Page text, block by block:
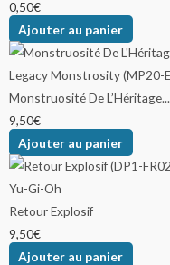
0,50€
Ajouter au panier
Monstruosité De L’Héritage...
9,50€
Ajouter au panier
Retour Explosif
9,50€
Ajouter au panier